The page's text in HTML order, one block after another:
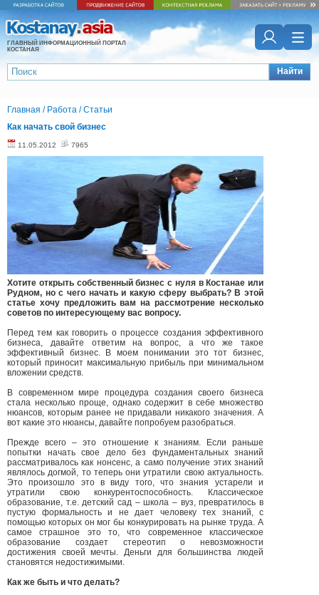
ГЛАВНЫЙ ИНФОРМАЦИОННЫЙ ПОРТАЛ
КОСТАНАЯ
Найти
Главная / Работа /Статьи
Как начать свой бизнес
11.05.2012 7965
Хотите открыть собственный бизнес с нуля в Костанае или
Рудном, но с чего начать и какую сферу выбрать? В этой
статье хочу предложить вам на рассмотрение несколько
советов по интересующему вас вопросу.
Перед тем как говорить о процессе создания эффективного
бизнеса, давайте ответим на вопрос, а что же такое
эффективный бизнес. В моем понимании это тот бизнес,
который приносит максимальную прибыль при минимальном
вложении средств.
В современном мире процедура создания своего бизнеса
стала несколько проще, однако содержит в себе множество
нюансов, которым ранее не придавали никакого значения. А
вот какие это нюансы, давайте попробуем разобраться.
Прежде всего – это отношение к знаниям. Если раньше
попытки начать свое дело без фундаментальных знаний
рассматривалось как нонсенс, а само получение этих знаний
являлось догмой, то теперь они утратили свою актуальность.
Это произошло это в виду того, что знания устарели и
утратили свою конкурентоспособность. Классическое
образование, т.е. детский сад – школа – вуз, превратилось в
пустую формальность и не дает человеку тех знаний, с
помощью которых он мог бы конкурировать на рынке труда. А
самое страшное это то, что современное классическое
образование создает стереотип о невозможности
достижения своей мечты. Деньги для большинства людей
становятся недостижимыми.
Как же быть и что делать?